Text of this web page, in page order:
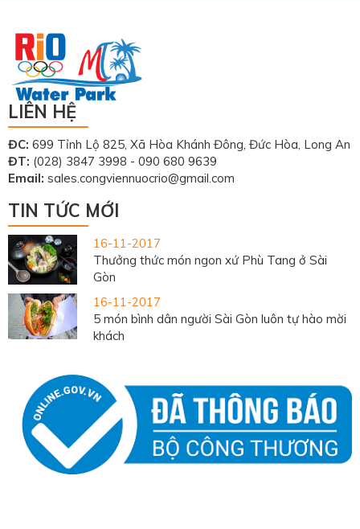
LIÊN HỆ
ĐC: 699 Tỉnh Lộ 825, Xã Hòa Khánh Đông, Đức Hòa, Long An
ĐT: (028) 3847 3998 - 090 680 9639
Email: sales.congviennuocrio@gmail.com
TIN TỨC MỚI
16-11-2017
Thưởng thức món ngon xứ Phù Tang ở Sài
Gòn
16-11-2017
5 món bình dân người Sài Gòn luôn tự hào mời
khách